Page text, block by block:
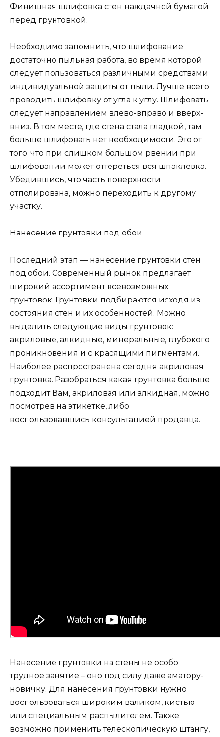
Финишная шлифовка стен наждачной бумагой
перед грунтовкой.
Необходимо запомнить, что шлифование
достаточно пыльная работа, во время которой
следует пользоваться различными средствами
индивидуальной защиты от пыли. Лучше всего
проводить шлифовку от угла к углу. Шлифовать
следует направлением влево-вправо и вверх-
вниз. В том месте, где стена стала гладкой, там
больше шлифовать нет необходимости. Это от
того, что при слишком большом рвении при
шлифовании может оттереться вся шпаклевка.
Убедившись, что часть поверхности
отполирована, можно переходить к другому
участку.
Нанесение грунтовки под обои
Последний этап — нанесение грунтовки стен
под обои. Современный рынок предлагает
широкий ассортимент всевозможных
грунтовок. Грунтовки подбираются исходя из
состояния стен и их особенностей. Можно
выделить следующие виды грунтовок:
акриловые, алкидные, минеральные, глубокого
проникновения и с красящими пигментами.
Наиболее распространена сегодня акриловая
грунтовка. Разобраться какая грунтовка больше
подходит Вам, акриловая или алкидная, можно
посмотрев на этикетке, либо
воспользовавшись консультацией продавца.
Нанесение грунтовки на стены не особо
трудное занятие – оно под силу даже аматору-
новичку. Для нанесения грунтовки нужно
воспользоваться широким валиком, кистью
или специальным распылителем. Также
возможно применить телескопическую штангу,